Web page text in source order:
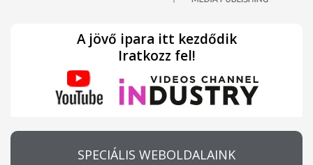
A jövő ipara itt kezdődik
Iratkozz fel!
SPECIÁLIS WEBOLDALAINK